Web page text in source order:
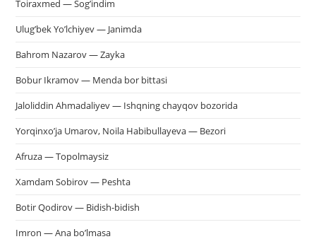
Toiraxmed — Sog’indim
Ulug’bek Yo’lchiyev — Janimda
Bahrom Nazarov — Zayka
Bobur Ikramov — Menda bor bittasi
Jaloliddin Ahmadaliyev — Ishqning chayqov bozorida
Yorqinxo’ja Umarov, Noila Habibullayeva — Bezori
Afruza — Topolmaysiz
Xamdam Sobirov — Peshta
Botir Qodirov — Bidish-bidish
Imron — Ana bo’lmasa